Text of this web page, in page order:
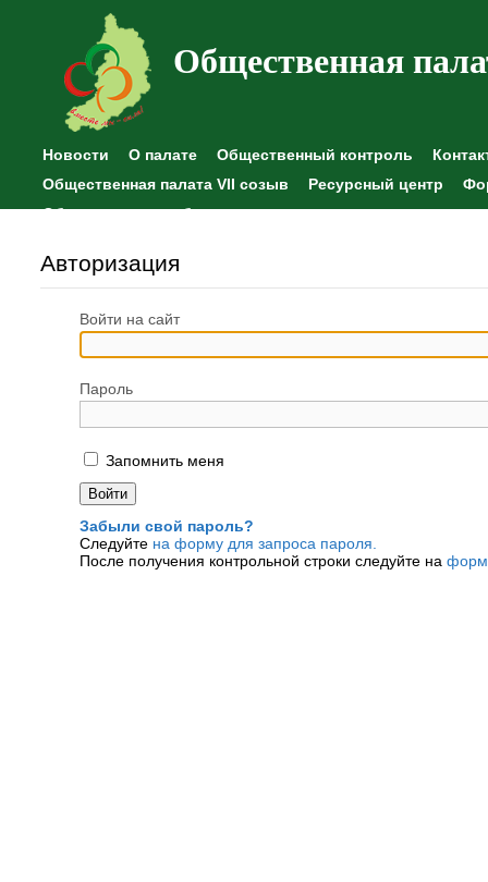
Общественная
Новости О палате Общественный контроль
Общественная палата VII созыв
Ресурсный центр
Общественные наблюдения
Авторизация
Войти на сайт
Пароль
Запомнить меня
Забыли свой пароль?
Следуйте на форму для запроса пароля.
После получения контрольной строки следуйте на